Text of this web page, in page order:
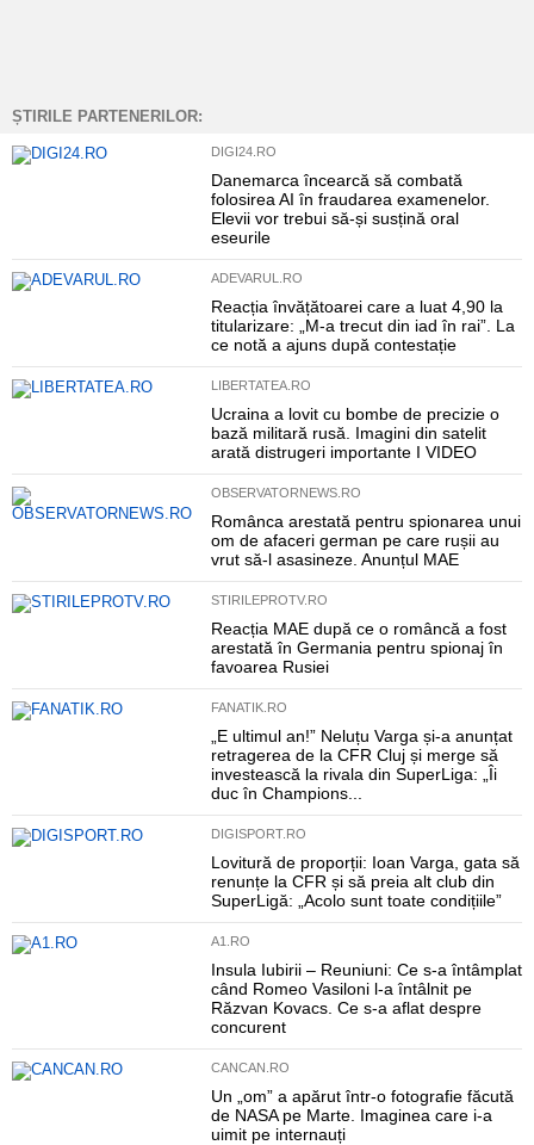
ȘTIRILE PARTENERILOR:
DIGI24.RO
Danemarca încearcă să combată
folosirea AI în fraudarea examenelor.
Elevii vor trebui să-și susțină oral
eseurile
ADEVARUL.RO
Reacția învățătoarei care a luat 4,90 la
titularizare: „M-a trecut din iad în rai”. La
ce notă a ajuns după contestație
LIBERTATEA.RO
Ucraina a lovit cu bombe de precizie o
bază militară rusă. Imagini din satelit
arată distrugeri importante I VIDEO
OBSERVATORNEWS.RO
Românca arestată pentru spionarea unui
om de afaceri german pe care rușii au
vrut să-l asasineze. Anunțul MAE
STIRILEPROTV.RO
Reacția MAE după ce o româncă a fost
arestată în Germania pentru spionaj în
favoarea Rusiei
FANATIK.RO
„E ultimul an!” Neluțu Varga și-a anunțat
retragerea de la CFR Cluj și merge să
investească la rivala din SuperLiga: „Îi
duc în Champions...
DIGISPORT.RO
Lovitură de proporții: Ioan Varga, gata să
renunțe la CFR și să preia alt club din
SuperLigă: „Acolo sunt toate condițiile”
A1.RO
Insula Iubirii – Reuniuni: Ce s-a întâmplat
când Romeo Vasiloni l-a întâlnit pe
Răzvan Kovacs. Ce s-a aflat despre
concurent
CANCAN.RO
Un „om” a apărut într-o fotografie făcută
de NASA pe Marte. Imaginea care i-a
uimit pe internauți